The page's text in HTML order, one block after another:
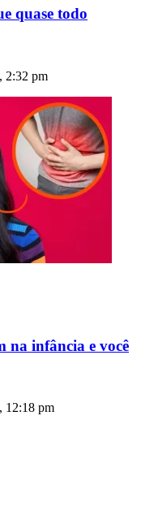
quase todo
2:32 pm
na infância e você
12:18 pm